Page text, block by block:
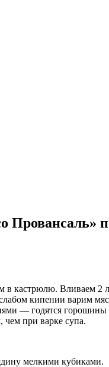
Провансаль»
в кастрюлю. Вливаем
кипении варим
— годятся горошины
чем при варке супа.
мелкими кубиками.